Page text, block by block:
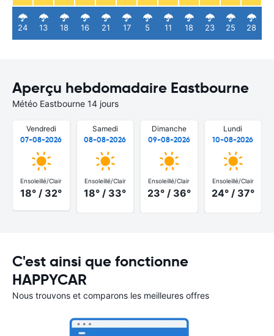
24 13 18 16 21 17 5 11 18 23 25 28
Aperçu hebdomadaire Eastbourne
Météo Eastbourne 14 jours
Vendredi
07-08-2026
Ensoleillé/Clair
18° / 32°
Samedi
08-08-2026
Ensoleillé/Clair
18° / 33°
Dimanche
09-08-2026
Ensoleillé/Clair
23° / 36°
Lundi
10-08-2026
Ensoleillé/Clair
24° / 37°
C'est ainsi que fonctionne
HAPPYCAR
Nous trouvons et comparons les meilleures offres